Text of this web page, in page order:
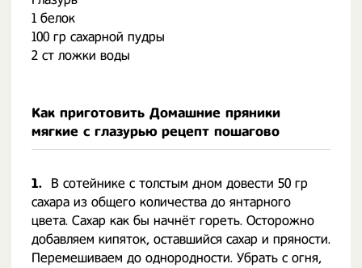
1 белок
100 гр сахарной пудры
2 ст ложки воды
Как приготовить Домашние пряники
мягкие с глазурью рецепт пошагово
1.
В сотейнике с толстым дном довести 50 гр
сахара из общего количества до янтарного
цвета. Сахар как бы начнёт гореть. Осторожно
добавляем кипяток, оставшийся сахар и пряности.
Перемешиваем до однородности. Убрать с огня,